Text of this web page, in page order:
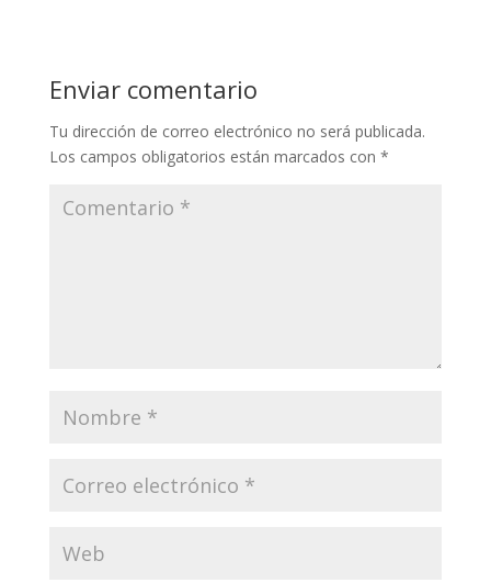
Enviar comentario
Tu dirección de correo electrónico no será publicada.
Los campos obligatorios están marcados con *